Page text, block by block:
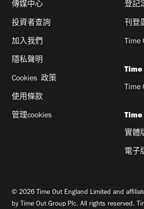
傳媒中心
投資者查詢
加入我們
隱私聲明
Cookies 政策
使用條款
管理cookies
登記
刊登
Time
Time
Time
Time
實體
電子
© 2026 Time Out England Limited and
by Time Out Group Plc. All rights reserved.